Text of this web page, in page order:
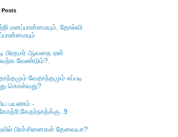
Posts
மனப்பான்மையும், தோல்வி
பிரதமர் ஆவதை ஏன்
வேண்டும்?.
வேதாந்தமும் எப்படி
கொள்வது?
பயணம் -
பிரச்சினைகள் தேவையா?